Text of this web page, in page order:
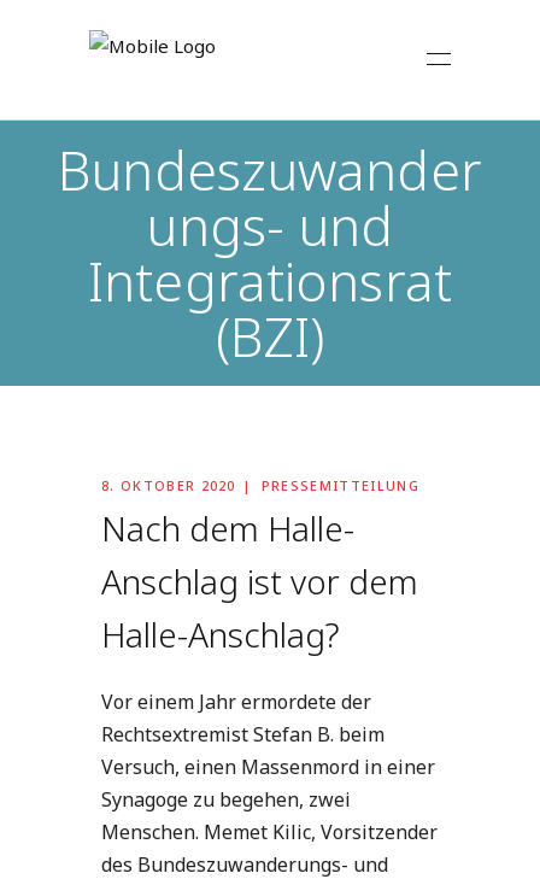
Bundeszuwander
ungs- und
Integrationsrat
(BZI)
8. OKTOBER 2020 PRESSEMITTEILUNG
Nach dem Halle-
Anschlag ist vor dem
Halle-Anschlag?
Vor einem Jahr ermordete der
Rechtsextremist Stefan B. beim
Versuch, einen Massenmord in einer
Synagoge zu begehen, zwei
Menschen. Memet Kilic, Vorsitzender
des Bundeszuwanderungs- und